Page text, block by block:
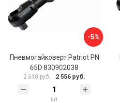
-5%
Пневмогайковерт Patriot PN
65D 830902038
2 690 руб. 2 556 руб.
шт